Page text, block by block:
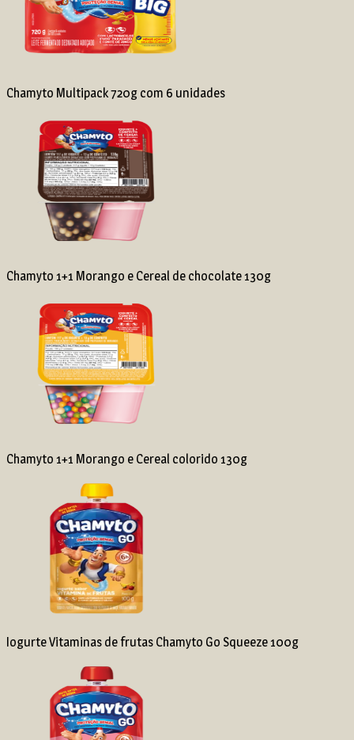
Chamyto Multipack 720g com 6 unidades
Chamyto 1+1 Morango e Cereal de chocolate 130g
Chamyto 1+1 Morango e Cereal colorido 130g
Iogurte Vitaminas de frutas Chamyto Go Squeeze 100g